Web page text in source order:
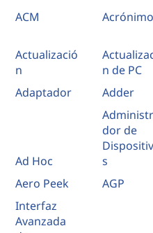
ACM Acrónimo
Actualizació
n
n de PC
Adaptador
Adder
Ad Hoc
dor de
s
Aero Peek
AGP
Interfaz
Avanzada